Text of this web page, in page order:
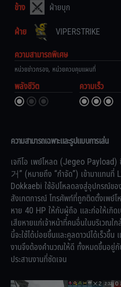
ข้าง
ฝ่ายบุก
ฝ่าย
VIPERSTRIKE
ความสามารถพิเศษ
หน่วยข่าวกรอง, หน่วยควบคุมแผนที่
พลังชีวิต ความเร็ว
ความสามารถเฉพาะและรูปแบบการเล่น
เจกีโอ เพย์โหลด (Jegeo Payload)
거” (หมายถึง “กำจัด”) เข้ามาแทนที่
Dokkaebi ใช้อัปโหลดลงสู่อุปกรณ์ขอ
สังเกตการณ์ โทรศัพท์ที่ถูกติดตั้งเพย์โ
หาย 40 HP ให้กับผู้ถือ และก่อให้เกิด
เสียหายแก่เจ้าหน้าที่คนอื่นในบริเวณใ
นี้จะใช้ได้บ่อยขึ้นและคูลดาวน์ได้เร็วขึ้น
งานจึงต้องคำนวณให้ดี ทั้งหมดขึ้นอยู่กั
ประสานงานที่ชัดเจน